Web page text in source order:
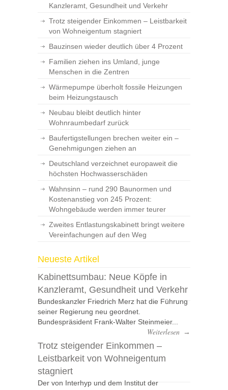
Kanzleramt, Gesundheit und Verkehr
Trotz steigender Einkommen – Leistbarkeit
von Wohneigentum stagniert
Bauzinsen wieder deutlich über 4 Prozent
Familien ziehen ins Umland, junge
Menschen in die Zentren
Wärmepumpe überholt fossile Heizungen
beim Heizungstausch
Neubau bleibt deutlich hinter
Wohnraumbedarf zurück
Baufertigstellungen brechen weiter ein –
Genehmigungen ziehen an
Deutschland verzeichnet europaweit die
höchsten Hochwasserschäden
Wahnsinn – rund 290 Baunormen und
Kostenanstieg von 245 Prozent:
Wohngebäude werden immer teurer
Zweites Entlastungskabinett bringt weitere
Vereinfachungen auf den Weg
Neueste Artikel
Kabinettsumbau: Neue Köpfe in
Kanzleramt, Gesundheit und Verkehr
Bundeskanzler Friedrich Merz hat die Führung
seiner Regierung neu geordnet.
Bundespräsident Frank-Walter Steinmeier...
Weiterlesen →
Trotz steigender Einkommen –
Leistbarkeit von Wohneigentum
stagniert
Der von Interhyp und dem Institut der